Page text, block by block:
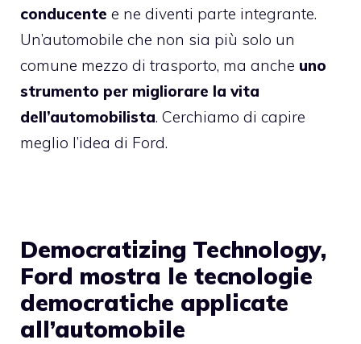
conducente e ne diventi parte integrante.
Un’automobile che non sia più solo un
comune mezzo di trasporto, ma anche uno
strumento per migliorare la vita
dell’automobilista. Cerchiamo di capire
meglio l’idea di Ford.
Democratizing Technology,
Ford mostra le tecnologie
democratiche applicate
all’automobile